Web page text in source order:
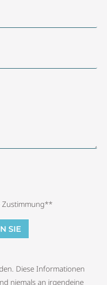
Zustimmung**
SIE
Diese Informationen
niemals an irgendeine